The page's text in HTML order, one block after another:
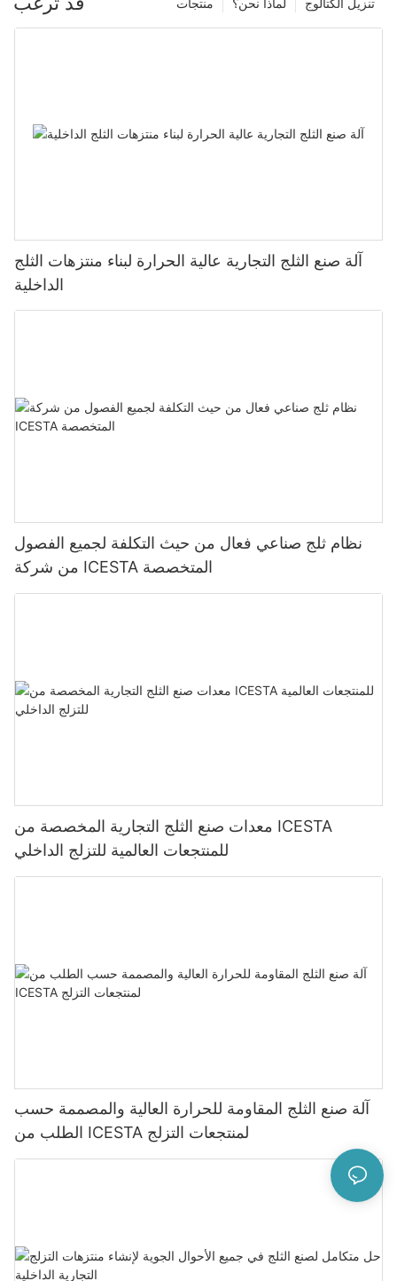
آلة صنع الثلج التجارية عالية الحرارة لبناء منتزهات الثلج
الداخلية
نظام ثلج صناعي فعال من حيث التكلفة لجميع الفصول
من شركة ICESTA المتخصصة
معدات صنع الثلج التجارية المخصصة من ICESTA
للمنتجعات العالمية للتزلج الداخلي
آلة صنع الثلج المقاومة للحرارة العالية والمصممة حسب
الطلب من ICESTA لمنتجعات التزلج